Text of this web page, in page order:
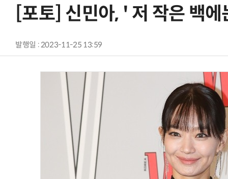
[포토] 신민아, ' 저 작은 백
발행일 : 2023-11-25 13:59
AI Native Enterprise를 지원하는 AI Ready Data